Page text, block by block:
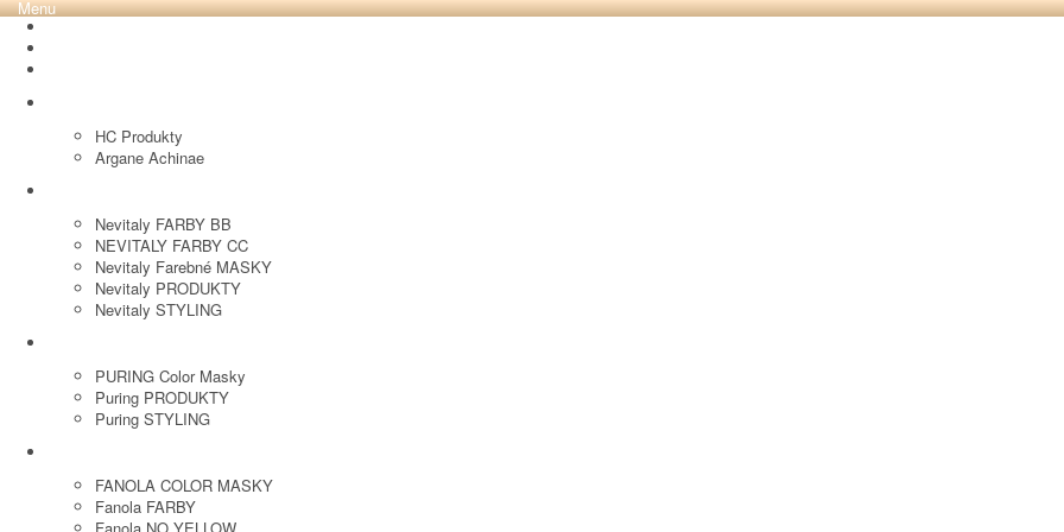
Menu
HC Produkty
Argane Achinae
Nevitaly FARBY BB
NEVITALY FARBY CC
Nevitaly Farebné MASKY
Nevitaly PRODUKTY
Nevitaly STYLING
PURING Color Masky
Puring PRODUKTY
Puring STYLING
FANOLA COLOR MASKY
Fanola FARBY